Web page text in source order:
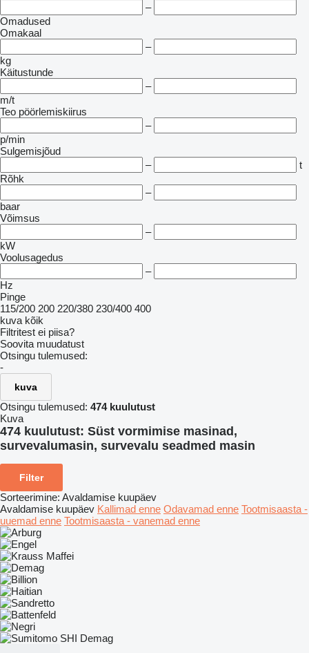
–
Omadused
Omakaal
–
kg
Käitustunde
–
m/t
Teo pöörlemiskiirus
–
p/min
Sulgemisjõud
–
t
Rõhk
–
baar
Võimsus
–
kW
Voolusagedus
–
Hz
Pinge
115/200 200 220/380 230/400 400
kuva kõik
Filtritest ei piisa?
Soovita muudatust
Otsingu tulemused:
-
kuva
Otsingu tulemused: 474 kuulutust
Kuva
474 kuulutust: Süst vormimise masinad,
survevalumasin, survevalu seadmed masin
Filter
Sorteerimine: Avaldamise kuupäev
Avaldamise kuupäev Kallimad enne Odavamad enne Tootmisaasta -
uuemad enne Tootmisaasta - vanemad enne